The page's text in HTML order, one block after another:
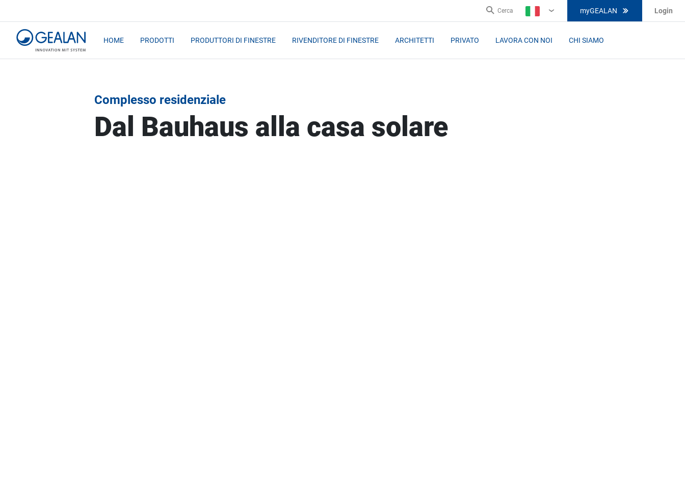
Cerca
IT
myGEALAN Login
HOME PRODOTTI PRODUTTORI DI FINESTRE RIVENDITORE DI FINESTRE ARCHITETTI PRIVATO LAVORA CON NOI CHI SIAMO
Complesso residenziale
Dal Bauhaus alla casa solare